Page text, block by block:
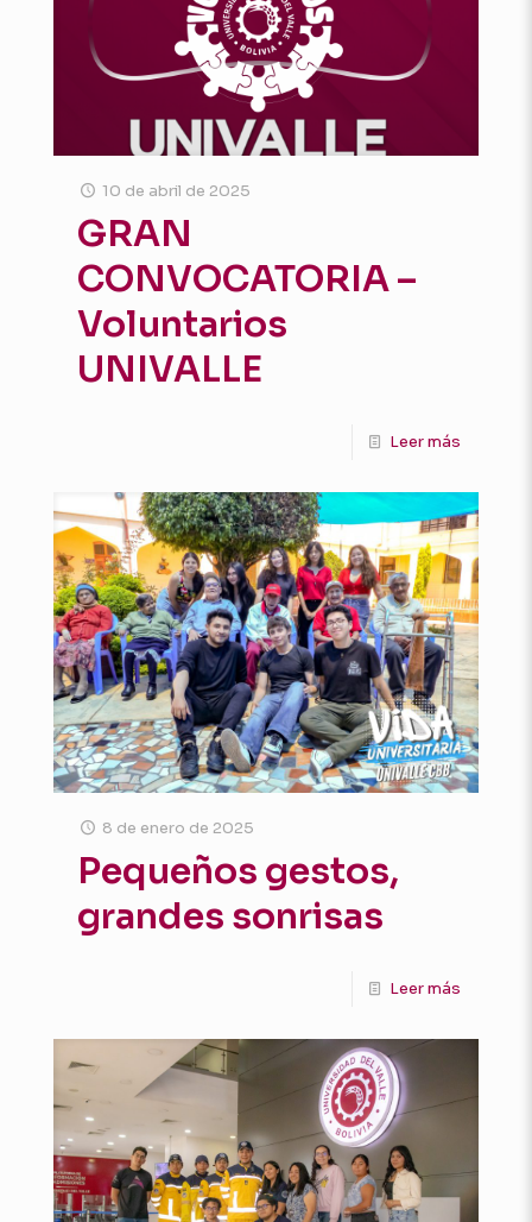
10 de abril de 2025
GRAN
CONVOCATORIA –
Voluntarios
UNIVALLE
Leer más
8 de enero de 2025
Pequeños gestos,
grandes sonrisas
Leer más